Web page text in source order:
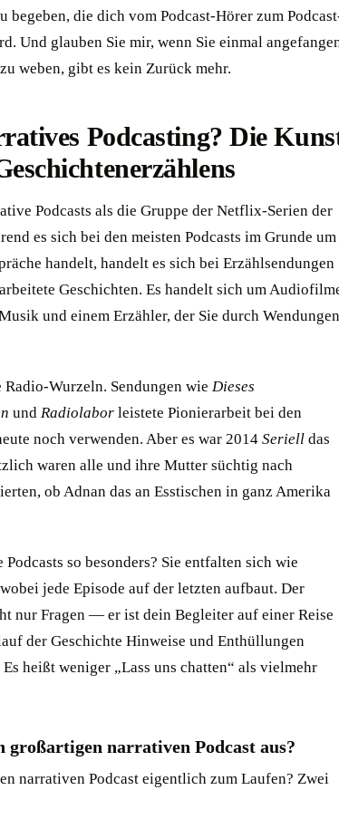
begeben, die dich vom Podcast-Hörer zum
Und glauben Sie mir, wenn Sie einmal
weben, gibt es kein Zurück mehr.
Podcasting? Die
Podcasts als die Gruppe der Netflix-Serien der
es sich bei den meisten Podcasts im Grunde um
handelt, handelt es sich bei Erzählsendungen
Geschichten. Es handelt sich um
und einem Erzähler, der Sie durch Wendungen
Radio-Wurzeln. Sendungen wie Dieses
und Radiolabor leistete Pionierarbeit bei den
noch verwenden. Aber es war 2014 Seriell das
waren alle und ihre Mutter süchtig nach
ob Adnan das an Esstischen in ganz Amerika
so besonders? Sie entfalten sich wie
jede Episode auf der letzten aufbaut. Der
nur Fragen — er ist dein Begleiter auf einer Reise
der Geschichte Hinweise und Enthüllungen
Es heißt weniger „Lass uns chatten“ als vielmehr
großartigen narrativen Podcast aus?
narrativen Podcast eigentlich zum Laufen? Zwei